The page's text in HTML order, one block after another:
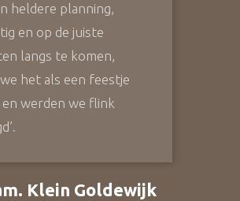
heldere planning,
en op de juiste
langs te komen,
het als een feestje
en werden we flink
Klein Goldewijk